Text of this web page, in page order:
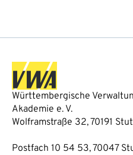
Württembergische
Akademie e. V.
Wolframstraße 32, 70191
Postfach 10 54 53, 70047